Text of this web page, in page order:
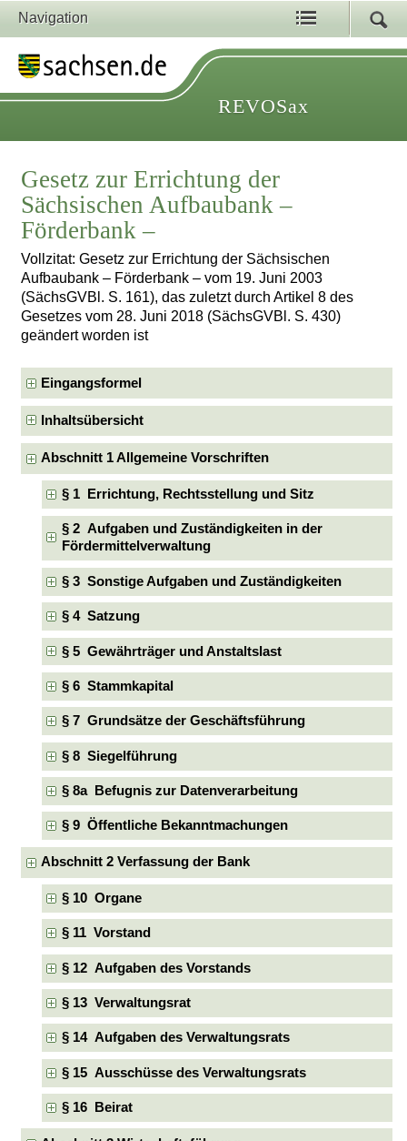
Navigation
REVOSax
Gesetz zur Errichtung der
Sächsischen Aufbaubank –
Förderbank –
Vollzitat: Gesetz zur Errichtung der Sächsischen
Aufbaubank – Förderbank – vom 19. Juni 2003
(SächsGVBl. S. 161), das zuletzt durch Artikel 8 des
Gesetzes vom 28. Juni 2018 (SächsGVBl. S. 430)
geändert worden ist
Eingangsformel
Inhaltsübersicht
Abschnitt 1 Allgemeine Vorschriften
§ 1 Errichtung, Rechtsstellung und Sitz
§ 2 Aufgaben und Zuständigkeiten in der
Fördermittelverwaltung
§ 3 Sonstige Aufgaben und Zuständigkeiten
§ 4 Satzung
§ 5 Gewährträger und Anstaltslast
§ 6 Stammkapital
§ 7 Grundsätze der Geschäftsführung
§ 8 Siegelführung
§ 8a Befugnis zur Datenverarbeitung
§ 9 Öffentliche Bekanntmachungen
Abschnitt 2 Verfassung der Bank
§ 10 Organe
§ 11 Vorstand
§ 12 Aufgaben des Vorstands
§ 13 Verwaltungsrat
§ 14 Aufgaben des Verwaltungsrats
§ 15 Ausschüsse des Verwaltungsrats
§ 16 Beirat